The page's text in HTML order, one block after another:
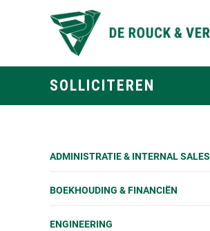
SOLLICITEREN
ADMINISTRATIE & INTERNAL SALES
BOEKHOUDING & FINANCIËN
ENGINEERING